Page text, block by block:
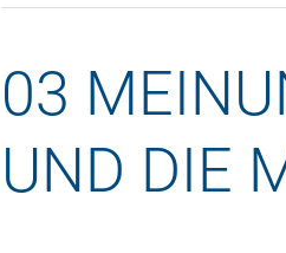
03
UND DIE